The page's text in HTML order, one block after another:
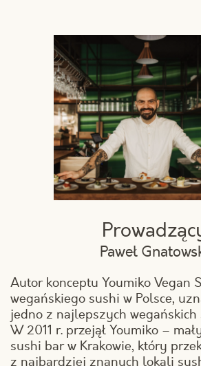
Paweł
Autor konceptu Youmiko Vegan
wegańskiego sushi w Polsce,
jedno z najlepszych wegańskich
W 2011 r. przejął Youmiko –
sushi bar w Krakowie, który
z najbardziej znanych lokali